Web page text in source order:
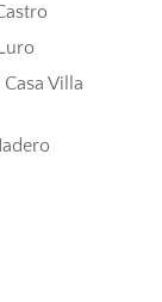
Villa